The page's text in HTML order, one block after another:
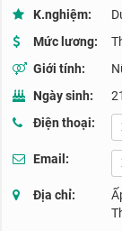
K.nghiệm:
Mức lương:
Giới tính:
Ngày sinh:
Điện thoại:
Email:
Địa chỉ: